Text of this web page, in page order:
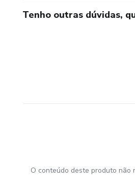
Tenho outras dúvidas,
O conteúdo deste produto não